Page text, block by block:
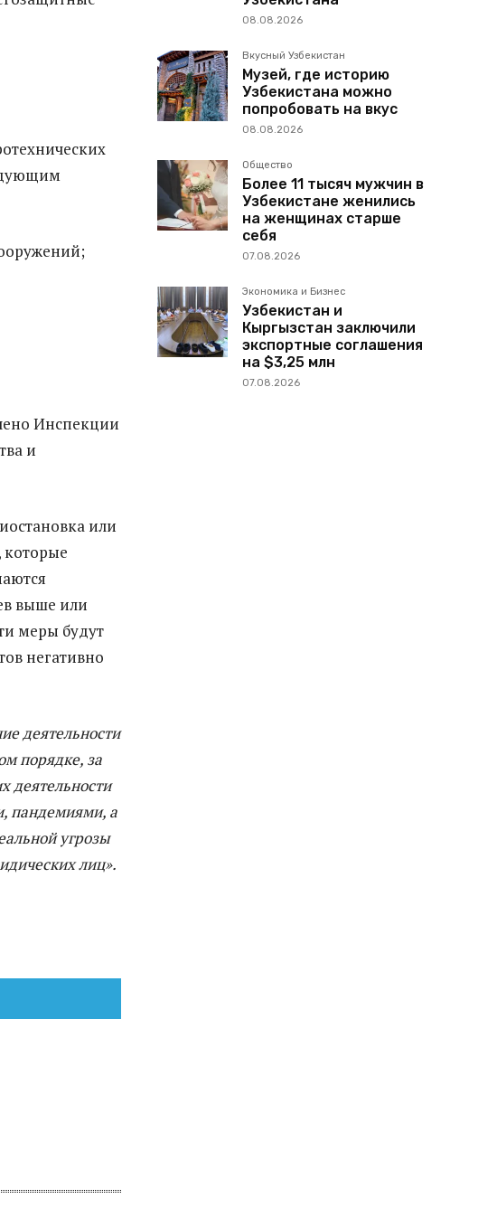
Инспекции
и
или
которые
выше или
меры будут
негативно
деятельности
порядке, за
деятельности
пандемиями, а
угрозы
лиц».
08.08.2026
Вкусный Узбекистан
Музей, где историю
Узбекистана можно
попробовать на вкус
08.08.2026
Общество
Более 11 тысяч мужчин в
Узбекистане женились
на женщинах старше
себя
07.08.2026
Экономика и Бизнес
Узбекистан и
Кыргызстан заключили
экспортные соглашения
на $3,25 млн
07.08.2026